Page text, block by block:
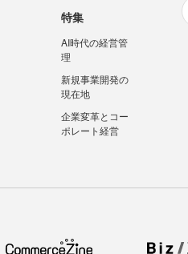
特集
AI時代の経営管
理
新規事業開発の
現在地
企業変革とコー
ポレート経営